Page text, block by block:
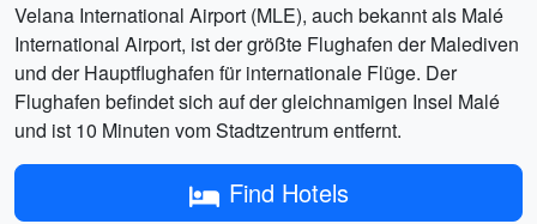
Velana International Airport (MLE), auch bekannt als Malé
International Airport, ist der größte Flughafen der Malediven
und der Hauptflughafen für internationale Flüge. Der
Flughafen befindet sich auf der gleichnamigen Insel Malé
und ist 10 Minuten vom Stadtzentrum entfernt.
Find Hotels